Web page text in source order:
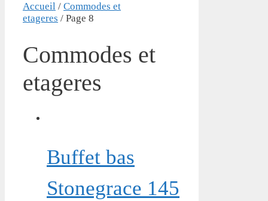
Accueil / Commodes et
etageres / Page 8
Commodes et
etageres
Buffet bas
Stonegrace 145